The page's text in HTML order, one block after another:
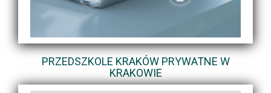
PRZEDSZKOLE KRAKÓW PRYWATNE W
KRAKOWIE